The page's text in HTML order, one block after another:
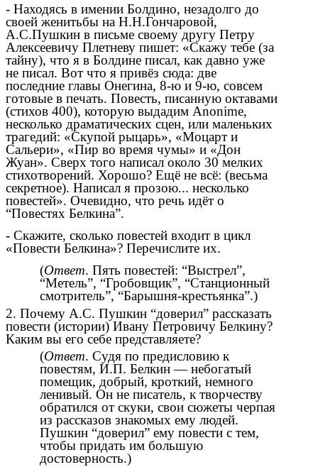
- Находясь в имении Болдино, незадолго до
своей женитьбы на Н.Н.Гончаровой,
А.С.Пушкин в письме своему другу Петру
Алексеевичу Плетневу пишет: «Скажу тебе (за
тайну), что я в Болдине писал, как давно уже
не писал. Вот что я привёз сюда: две
последние главы Онегина, 8-ю и 9-ю, совсем
готовые в печать. Повесть, писанную октавами
(стихов 400), которую выдадим Anonime,
несколько драматических сцен, или маленьких
трагедий: «Скупой рыцарь», «Моцарт и
Сальери», «Пир во время чумы» и «Дон
Жуан». Сверх того написал около 30 мелких
стихотворений. Хорошо? Ещё не всё: (весьма
секретное). Написал я прозою... несколько
повестей». Очевидно, что речь идёт о
“Повестях Белкина”.
- Скажите, сколько повестей входит в цикл
«Повести Белкина»? Перечислите их.
(Ответ. Пять повестей: “Выстрел”,
“Метель”, “Гробовщик”, “Станционный
смотритель”, “Барышня-крестьянка”.)
2. Почему А.С. Пушкин “доверил” рассказать
повести (истории) Ивану Петровичу Белкину?
Каким вы его себе представляете?
(Ответ. Судя по предисловию к
повестям, И.П. Белкин — небогатый
помещик, добрый, кроткий, немного
ленивый. Он не писатель, к творчеству
обратился от скуки, свои сюжеты черпая
из рассказов знакомых ему людей.
Пушкин “доверил” ему повести с тем,
чтобы придать им большую
достоверность.)